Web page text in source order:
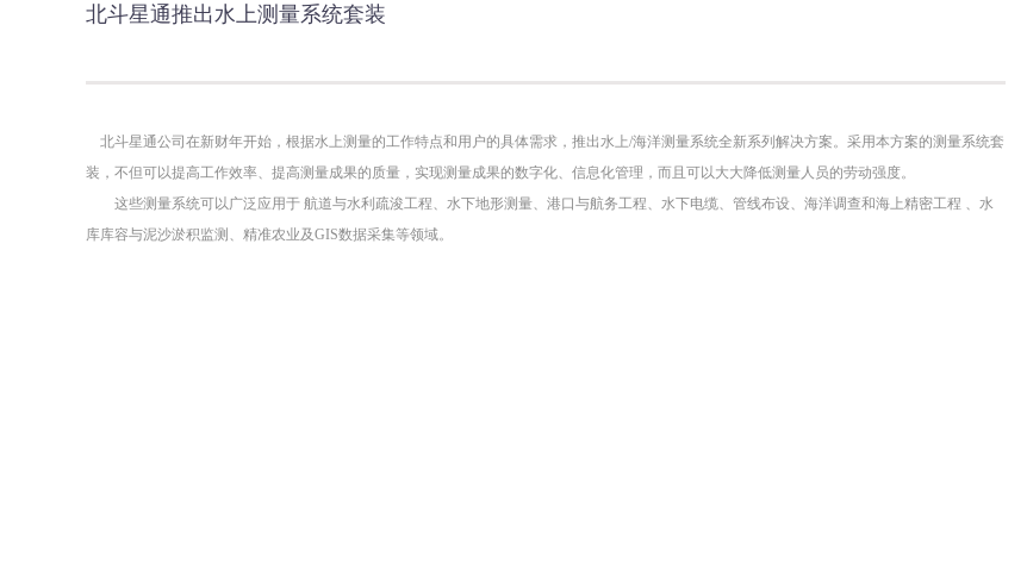
北斗星通推出水上测量系统套装
北斗星通公司在新财年开始，根据水上测量的工作特点和用户的具体需求，推出水上/海洋测量系统全新系列解决方案。采用本方案的测量系统套
装，不但可以提高工作效率、提高测量成果的质量，实现测量成果的数字化、信息化管理，而且可以大大降低测量人员的劳动强度。
这些测量系统可以广泛应用于 航道与水利疏浚工程、水下地形测量、港口与航务工程、水下电缆、管线布设、海洋调查和海上精密工程 、水
库库容与泥沙淤积监测、精准农业及GIS数据采集等领域。